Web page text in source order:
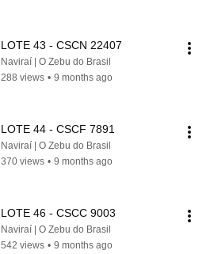
LOTE 43 - CSCN 22407
Naviraí | O Zebu do Brasil
288 views • 9 months ago
LOTE 44 - CSCF 7891
Naviraí | O Zebu do Brasil
370 views • 9 months ago
LOTE 46 - CSCC 9003
Naviraí | O Zebu do Brasil
542 views • 9 months ago